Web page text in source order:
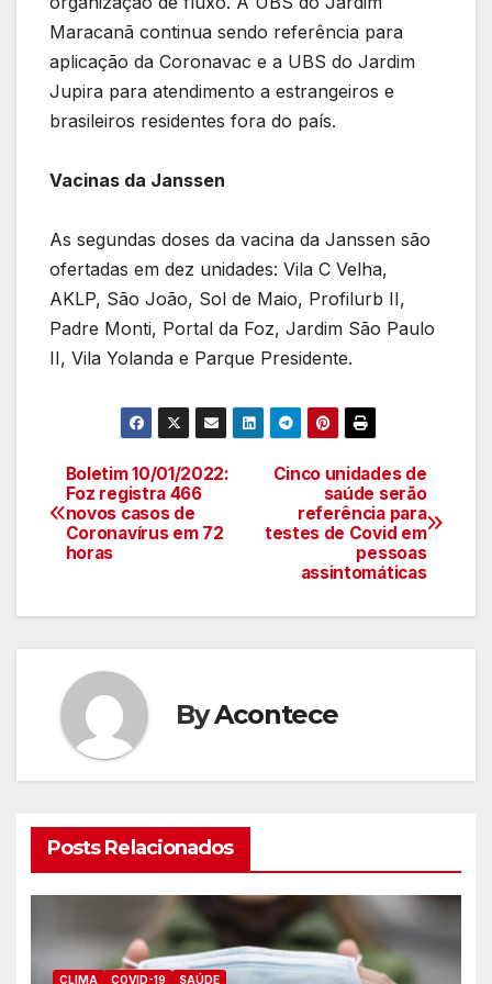
Maracanã continua sendo referência para
aplicação da Coronavac e a UBS do Jardim
Jupira para atendimento a estrangeiros e
brasileiros residentes fora do país.
Vacinas da Janssen
As segundas doses da vacina da Janssen são
ofertadas em dez unidades: Vila C Velha,
AKLP, São João, Sol de Maio, Profilurb II,
Padre Monti, Portal da Foz, Jardim São Paulo
II, Vila Yolanda e Parque Presidente.
Navegação
de
Cinco unidades de
saúde serão
referência para
testes de Covid em
pessoas
assintomáticas
Boletim 10/01/2022:
Foz registra 466
novos casos de
Coronavírus em 72
horas
ByAcontece
Posts Relacionados
CLIMA COVID-19 SAÚDE